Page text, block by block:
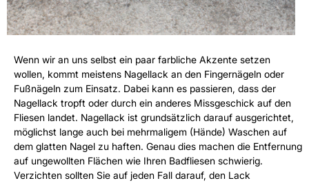
Wenn wir an uns selbst ein paar farbliche Akzente setzen
wollen, kommt meistens Nagellack an den Fingernägeln oder
Fußnägeln zum Einsatz. Dabei kann es passieren, dass der
Nagellack tropft oder durch ein anderes Missgeschick auf den
Fliesen landet. Nagellack ist grundsätzlich darauf ausgerichtet,
möglichst lange auch bei mehrmaligem (Hände) Waschen auf
dem glatten Nagel zu haften. Genau dies machen die Entfernung
auf ungewollten Flächen wie Ihren Badfliesen schwierig.
Verzichten sollten Sie auf jeden Fall darauf, den Lack